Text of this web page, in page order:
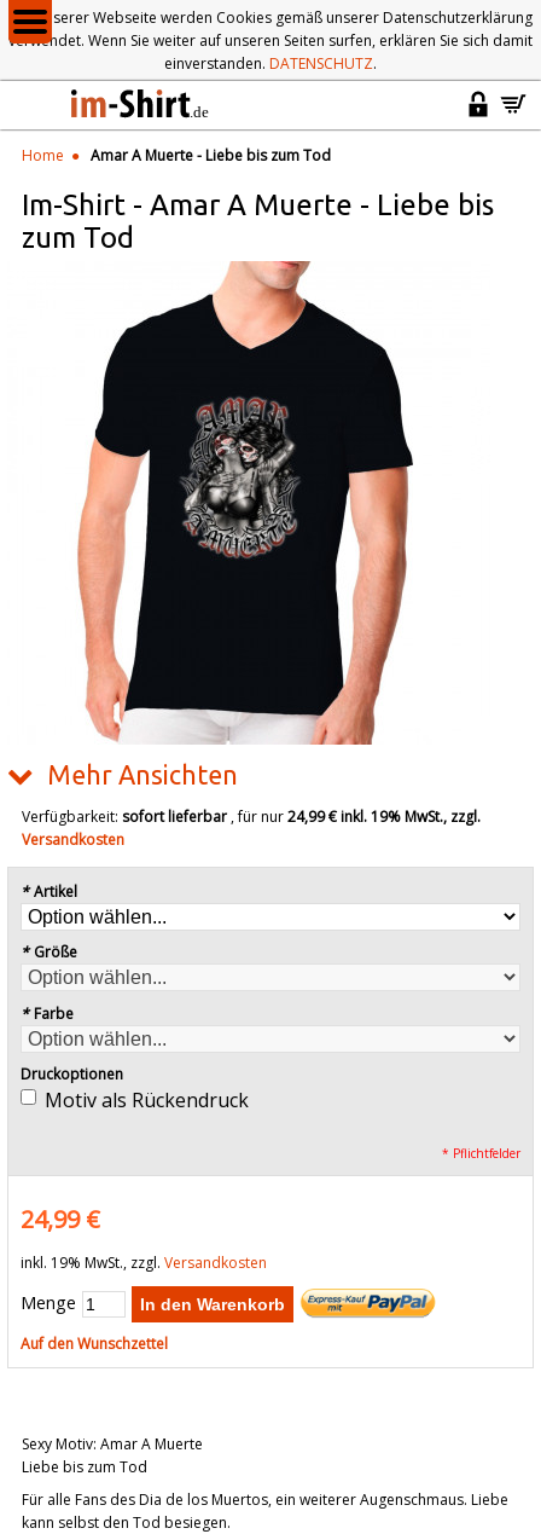
Auf unserer Webseite werden Cookies gemäß unserer Datenschutzerklärung
verwendet. Wenn Sie weiter auf unseren Seiten surfen, erklären Sie sich damit
einverstanden. DATENSCHUTZ.
Home Amar A Muerte - Liebe bis zum Tod
Im-Shirt - Amar A Muerte - Liebe bis
zum Tod
Mehr Ansichten
Sexy Motiv: Amar A Muerte
Liebe bis zum Tod
Für alle Fans des Dia de los Muertos, ein weiterer Augenschmaus. Liebe
kann selbst den Tod besiegen.
Verfügbarkeit: sofort lieferbar, für nur24,99 €inkl. 19% MwSt., zzgl.
Versandkosten
* Artikel
* Größe
* Farbe
Druckoptionen
Motiv als Rückendruck
* Pflichtfelder
24,99 €
inkl. 19% MwSt., zzgl. Versandkosten
Menge In den Warenkorb
Auf den Wunschzettel